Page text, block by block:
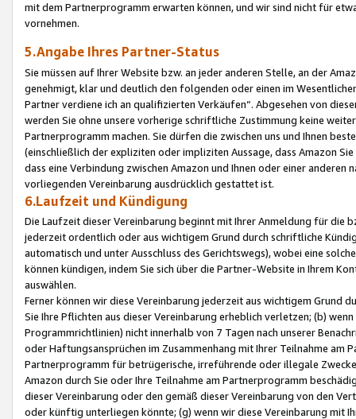
mit dem Partnerprogramm erwarten können, und wir sind nicht für
vornehmen.
5.Angabe Ihres Partner-Status
Sie müssen auf Ihrer Website bzw. an jeder anderen Stelle, an der
genehmigt, klar und deutlich den folgenden oder einen im
Partner verdiene ich an qualifizierten Verkäufen“. Abgesehen von
werden Sie ohne unsere vorherige schriftliche Zustimmung keine
Partnerprogramm machen. Sie dürfen die zwischen uns und Ihnen
(einschließlich der expliziten oder impliziten Aussage, dass Amazon
dass eine Verbindung zwischen Amazon und Ihnen oder einer
vorliegenden Vereinbarung ausdrücklich gestattet ist.
6.Laufzeit und Kündigung
Die Laufzeit dieser Vereinbarung beginnt mit Ihrer Anmeldung für die
jederzeit ordentlich oder aus wichtigem Grund durch schriftliche
automatisch und unter Ausschluss des Gerichtswegs), wobei eine
können kündigen, indem Sie sich über die Partner-Website in Ihrem
auswählen.
Ferner können wir diese Vereinbarung jederzeit aus wichtigem Grund
Sie Ihre Pflichten aus dieser Vereinbarung erheblich verletzen; (b)
Programmrichtlinien) nicht innerhalb von 7 Tagen nach unserer
oder Haftungsansprüchen im Zusammenhang mit Ihrer Teilnahme am
Partnerprogramm für betrügerische, irreführende oder illegale
Amazon durch Sie oder Ihre Teilnahme am Partnerprogramm
dieser Vereinbarung oder den gemäß dieser Vereinbarung von den
oder künftig unterliegen könnte; (g) wenn wir diese Vereinbarung mit